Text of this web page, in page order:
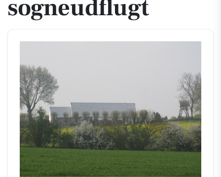
sogneudflugt